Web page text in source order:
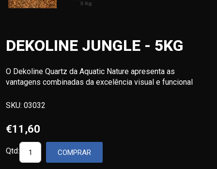
DEKOLINE JUNGLE - 5KG
O Dekoline Quartz da Aquatic Nature apresenta as
vantagens combinadas da excelência visual e funcional
SKU: 03032
€11,60
Qtd: COMPRAR